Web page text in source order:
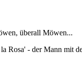
überall Möwen...
Rosa' - der Mann mit